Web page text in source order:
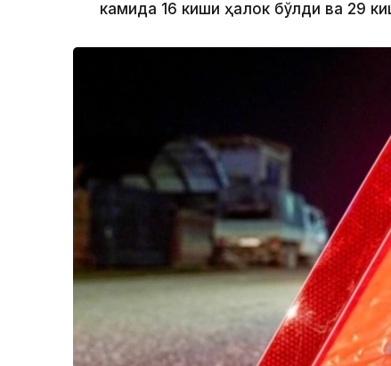
камида 16 киши ҳалок бўлди ва 29